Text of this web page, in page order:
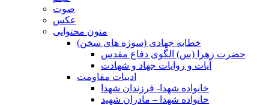
صوت
عکس
متون محتوایی
خطابه جهادی (سوژه های سخن)
حضرت زهرا (س) الگوی دفاع مقدس
آیات و روایات جهاد و شهادت
ادبیات مقاومت
خانواده شهدا- فرزندان شهدا
خانواده شهدا – مادران شهید